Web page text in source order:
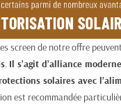
screen de notre offre
. Il s’agit d’alliance
solaires avec
est recommandée